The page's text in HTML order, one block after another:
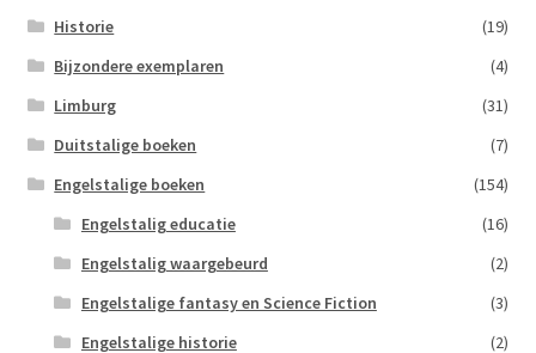
Historie
(19)
Bijzondere exemplaren
(4)
Limburg
(31)
Duitstalige boeken
(7)
Engelstalige boeken
(154)
Engelstalig educatie
(16)
Engelstalig waargebeurd
(2)
Engelstalige fantasy en Science Fiction
(3)
Engelstalige historie
(2)